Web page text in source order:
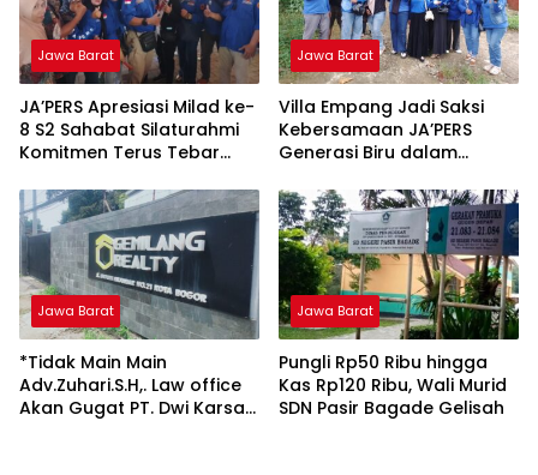
Jawa Barat
JA’PERS Apresiasi Milad ke-
8 S2 Sahabat Silaturahmi
Komitmen Terus Tebar
Jawa Barat
Villa Empang Jadi Saksi
Kebersamaan JA’PERS
Generasi Biru dalam
Jawa Barat
*Tidak Main Main
Adv.Zuhari.S.H,. Law office
Akan Gugat PT. Dwi Karsa
Jawa Barat
Pungli Rp50 Ribu hingga
Kas Rp120 Ribu, Wali Murid
SDN Pasir Bagade Gelisah